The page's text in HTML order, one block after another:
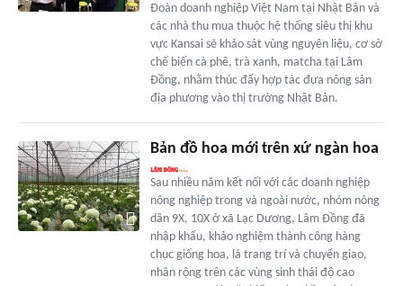
Đoàn doanh nghiệp Việt Nam tại Nhật Bản và
các nhà thu mua thuộc hệ thống siêu thị khu
vực Kansai sẽ khảo sát vùng nguyên liệu, cơ sở
chế biến cà phê, trà xanh, matcha tại Lâm
Đồng, nhằm thúc đẩy hợp tác đưa nông sản
địa phương vào thị trường Nhật Bản.
Bản đồ hoa mới trên xứ ngàn hoa
Sau nhiều năm kết nối với các doanh nghiệp
nông nghiệp trong và ngoài nước, nhóm nông
dân 9X, 10X ở xã Lạc Dương, Lâm Đồng đã
nhập khẩu, khảo nghiệm thành công hàng
chục giống hoa, lá trang trí và chuyển giao,
nhân rộng trên các vùng sinh thái độ cao